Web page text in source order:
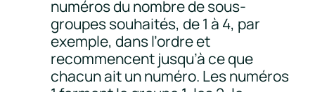
numéros du nombre de sous-
groupes souhaités, de 1 à 4, par
exemple, dans l’ordre et
recommencent jusqu’à ce que
chacun ait un numéro. Les numéros